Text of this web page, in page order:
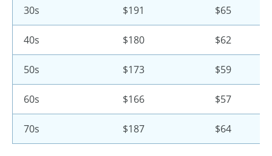
30s $191 $65
40s $180 $62
50s $173 $59
60s $166 $57
70s $187 $64